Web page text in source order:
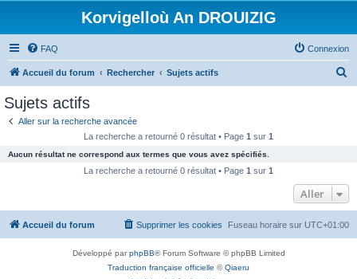
Korvigelloù An DROUIZIG
FAQ Connexion
Accueil du forum Rechercher Sujets actifs
c
e
Sujets actifs
Aller sur la recherche avancée
La recherche a retourné 0 résultat • Page 1 sur 1
Aucun résultat ne correspond aux termes que vous avez spécifiés.
La recherche a retourné 0 résultat • Page 1 sur 1
Aller
Accueil du forum Fuseau horaire sur UTC+01:00
Supprimer les cookies
Développé parphpBB® Forum Software © phpBB Limited
Traduction française officielle ©Qiaeru